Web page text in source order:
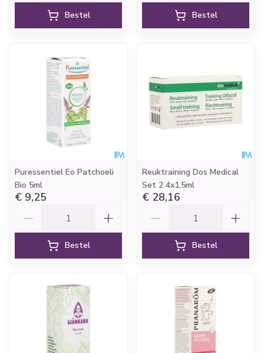
Bestel Bestel
Puressentiel Eo Patchoeli
Bio 5ml
€ 9,25
Bestel
Reuktraining Dos Medical
Set 2 4x1,5ml
€ 28,16
Bestel